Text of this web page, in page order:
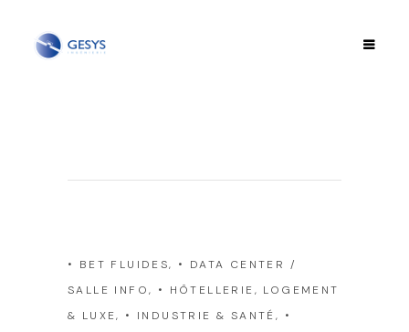
• BET FLUIDES, • DATA CENTER /
SALLE INFO, • HÔTELLERIE, LOGEMENT
& LUXE, • INDUSTRIE & SANTÉ, •